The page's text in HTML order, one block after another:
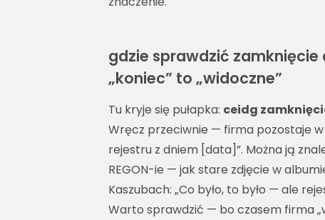
gdzie sprawdzić zamknięcie
„koniec” to „widoczne”
Tu kryje się pułapka: ceidg
Wręcz przeciwnie — firma pozostaje
rejestru z dniem [data]”. Można ją
REGON-ie — jak stare zdjęcie w
Kaszubach: „Co było, to było — ale
Warto sprawdzić — bo czasem firma